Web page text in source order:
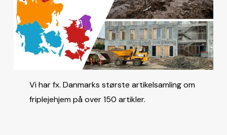
Vi har fx. Danmarks største artikelsamling om
friplejehjem på over 150 artikler.